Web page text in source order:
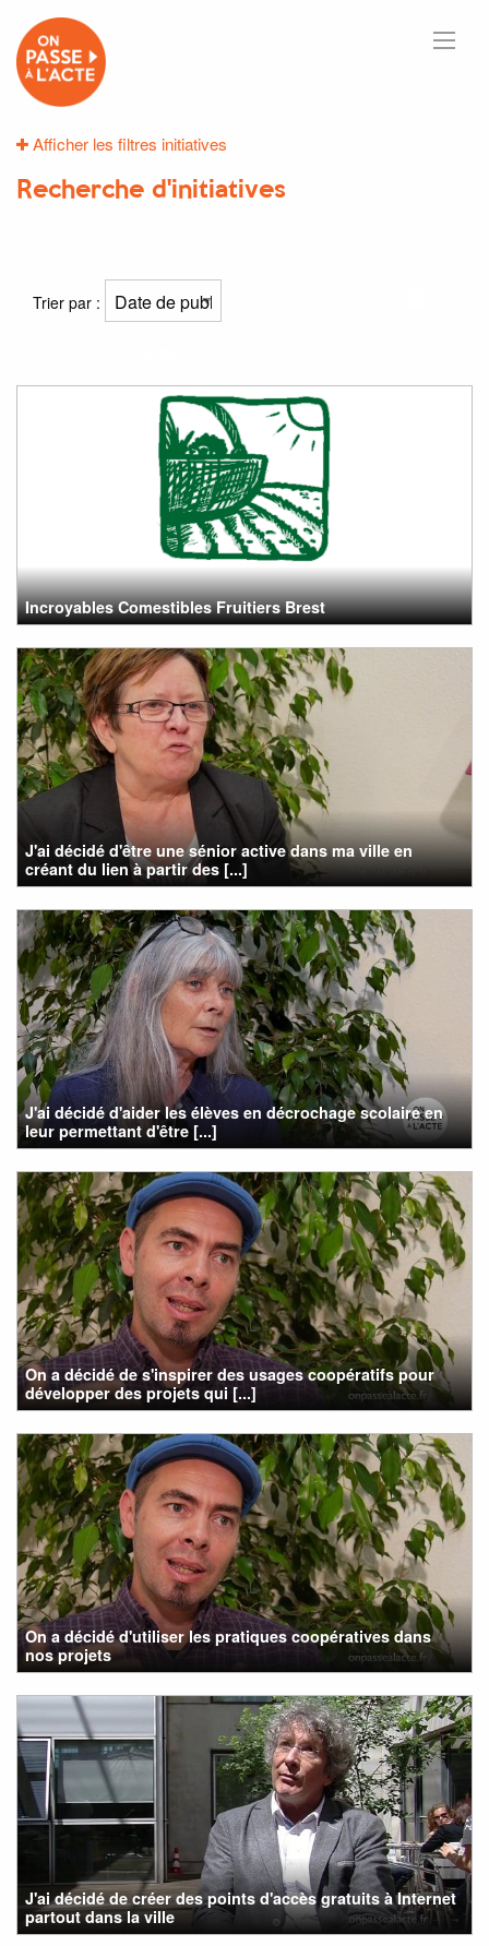
Afficher les filtres initiatives
Recherche d'initiatives
Trier par :
Incroyables Comestibles Fruitiers Brest
J'ai décidé d'être une sénior active dans ma ville en
créant du lien à partir des [...]
J'ai décidé d'aider les élèves en décrochage scolaire en
leur permettant d'être [...]
On a décidé de s'inspirer des usages coopératifs pour
développer des projets qui [...]
On a décidé d'utiliser les pratiques coopératives dans
nos projets
J'ai décidé de créer des points d'accès gratuits à Internet
partout dans la ville